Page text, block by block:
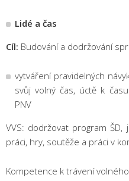
Lidé a čas
Cíl: Budování a dodržování
vytváření pravidelných
svůj volný čas, úctě k
PNV
VVS: dodržovat program
práci, hry, soutěže a práci v
Kompetence k trávení